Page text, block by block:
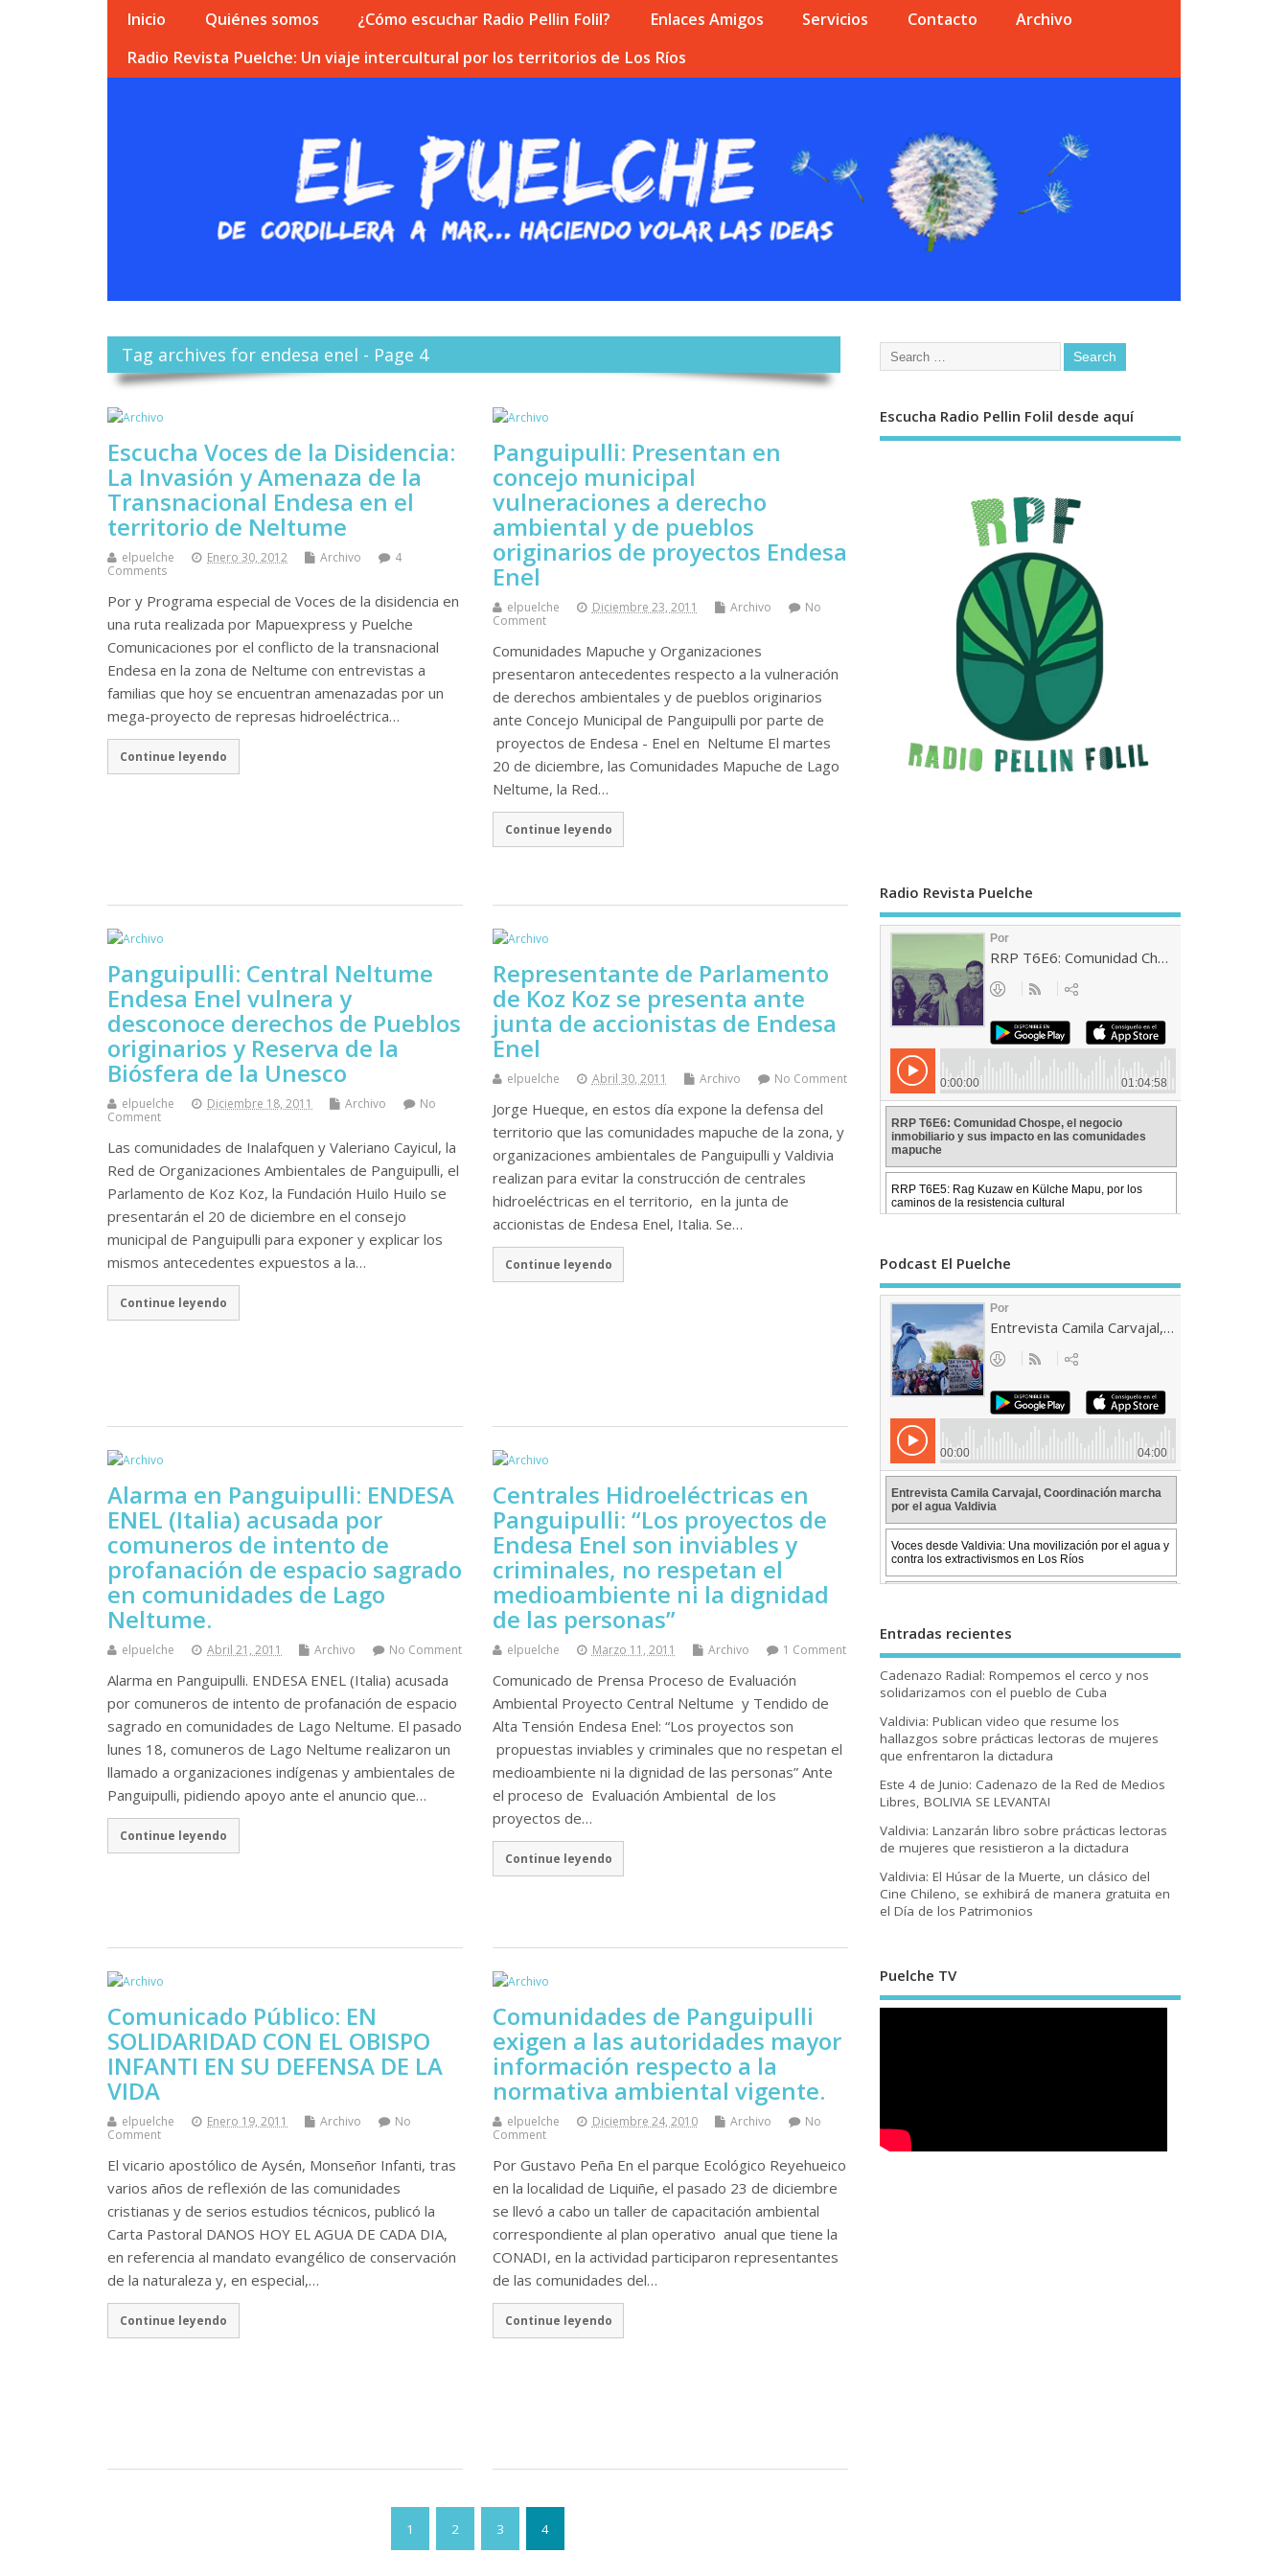
Inicio Quiénes somos ¿Cómo escuchar Radio Pellin Folil? Enlaces Amigos Servicios Contacto
Archivo
Radio Revista Puelche: Un viaje intercultural por los territorios de Los Ríos
Tag archives for endesa enel - Page 4
Escucha Voces de la Disidencia:
La Invasión y Amenaza de la
Transnacional Endesa en el
territorio de Neltume
elpuelche Enero 30, 2012 Archivo
4
Comments
Por y Programa especial de Voces de la disidencia en
una ruta realizada por Mapuexpress y Puelche
Comunicaciones por el conflicto de la transnacional
Endesa en la zona de Neltume con entrevistas a
familias que hoy se encuentran amenazadas por un
mega-proyecto de represas hidroeléctrica…
Continue leyendo
Panguipulli: Presentan en
concejo municipal
vulneraciones a derecho
ambiental y de pueblos
originarios de proyectos Endesa
Enel
elpuelche Diciembre 23, 2011 Archivo
No
Comment
Comunidades Mapuche y Organizaciones
presentaron antecedentes respecto a la vulneración
de derechos ambientales y de pueblos originarios
ante Concejo Municipal de Panguipulli por parte de
proyectos de Endesa - Enel en Neltume El martes
20 de diciembre, las Comunidades Mapuche de Lago
Neltume, la Red…
Continue leyendo
Panguipulli: Central Neltume
Endesa Enel vulnera y
desconoce derechos de Pueblos
originarios y Reserva de la
Biósfera de la Unesco
elpuelche Diciembre 18, 2011 Archivo
No
Comment
Las comunidades de Inalafquen y Valeriano Cayicul, la
Red de Organizaciones Ambientales de Panguipulli, el
Parlamento de Koz Koz, la Fundación Huilo Huilo se
presentarán el 20 de diciembre en el consejo
municipal de Panguipulli para exponer y explicar los
mismos antecedentes expuestos a la…
Continue leyendo
Representante de Parlamento
de Koz Koz se presenta ante
junta de accionistas de Endesa
Enel
elpuelche Abril 30, 2011 Archivo No Comment
Jorge Hueque, en estos día expone la defensa del
territorio que las comunidades mapuche de la zona, y
organizaciones ambientales de Panguipulli y Valdivia
realizan para evitar la construcción de centrales
hidroeléctricas en el territorio, en la junta de
accionistas de Endesa Enel, Italia. Se…
Continue leyendo
Alarma en Panguipulli: ENDESA
ENEL (Italia) acusada por
comuneros de intento de
profanación de espacio sagrado
en comunidades de Lago
Neltume.
elpuelche Abril 21, 2011 Archivo No Comment
Alarma en Panguipulli. ENDESA ENEL (Italia) acusada
por comuneros de intento de profanación de espacio
sagrado en comunidades de Lago Neltume. El pasado
lunes 18, comuneros de Lago Neltume realizaron un
llamado a organizaciones indígenas y ambientales de
Panguipulli, pidiendo apoyo ante el anuncio que…
Continue leyendo
Centrales Hidroeléctricas en
Panguipulli: “Los proyectos de
Endesa Enel son inviables y
criminales, no respetan el
medioambiente ni la dignidad
de las personas”
elpuelche Marzo 11, 2011 Archivo 1 Comment
Comunicado de Prensa Proceso de Evaluación
Ambiental Proyecto Central Neltume y Tendido de
Alta Tensión Endesa Enel: “Los proyectos son
propuestas inviables y criminales que no respetan el
medioambiente ni la dignidad de las personas” Ante
el proceso de Evaluación Ambiental de los
proyectos de…
Continue leyendo
Comunicado Público: EN
SOLIDARIDAD CON EL OBISPO
INFANTI EN SU DEFENSA DE LA
VIDA
elpuelche Enero 19, 2011 Archivo
No
Comment
El vicario apostólico de Aysén, Monseñor Infanti, tras
varios años de reflexión de las comunidades
cristianas y de serios estudios técnicos, publicó la
Carta Pastoral DANOS HOY EL AGUA DE CADA DIA,
en referencia al mandato evangélico de conservación
de la naturaleza y, en especial,…
Continue leyendo
Comunidades de Panguipulli
exigen a las autoridades mayor
información respecto a la
normativa ambiental vigente.
elpuelche Diciembre 24, 2010 Archivo
No
Comment
Por Gustavo Peña En el parque Ecológico Reyehueico
en la localidad de Liquiñe, el pasado 23 de diciembre
se llevó a cabo un taller de capacitación ambiental
correspondiente al plan operativo anual que tiene la
CONADI, en la actividad participaron representantes
de las comunidades del…
Continue leyendo
1 2 3 4
Escucha Radio Pellin Folil desde aquí
Radio Revista Puelche
Podcast El Puelche
Entradas recientes
Cadenazo Radial: Rompemos el cerco y nos
solidarizamos con el pueblo de Cuba
Valdivia: Publican video que resume los
hallazgos sobre prácticas lectoras de mujeres
que enfrentaron la dictadura
Este 4 de Junio: Cadenazo de la Red de Medios
Libres, BOLIVIA SE LEVANTA!
Valdivia: Lanzarán libro sobre prácticas lectoras
de mujeres que resistieron a la dictadura
Valdivia: El Húsar de la Muerte, un clásico del
Cine Chileno, se exhibirá de manera gratuita en
el Día de los Patrimonios
Puelche TV